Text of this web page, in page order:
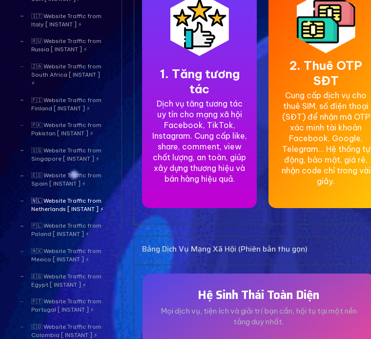
🇮🇹 Website Traffic from
Italy [ INSTANT ] ⚡
🇷🇺 Website Traffic from
Russia [ INSTANT ] ⚡
🇿🇦 Website Traffic from
South Africa [ INSTANT ]
⚡
🇫🇮 Website Traffic from
Finland [ INSTANT ] ⚡
🇵🇰 Website Traffic from
Pakistan [ INSTANT ] ⚡
🇸🇬 Website Traffic from
Singapore [ INSTANT ] ⚡
🇪🇸 Website Traffic from
Spain [ INSTANT ] ⚡
🇳🇱 Website Traffic from
Netherlands [ INSTANT ] ⚡
🇵🇱 Website Traffic from
Poland [ INSTANT ] ⚡
🇲🇽 Website Traffic from
Mexico [ INSTANT ] ⚡
🇪🇬 Website Traffic from
Egypt [ INSTANT ] ⚡
🇵🇹 Website Traffic from
Portugal [ INSTANT ] ⚡
🇨🇴 Website Traffic from
Colombia [ INSTANT ] ⚡
1. Tăng tương
tác
Dịch vụ tăng tương tác
uy tín cho mạng xã hội
Facebook, TikTok,
Instagram. Cung cấp like,
share, comment, view
chất lượng, an toàn, giúp
xây dựng thương hiệu và
bán hàng hiệu quả.
2. Thuê OTP
SĐT
Cung cấp dịch vụ cho
thuê SIM, số điện thoại
(SĐT) để nhận mã OTP
xác minh tài khoản
Facebook, Google,
Telegram... Hệ thống tự
động, bảo mật, giá rẻ,
nhận code chỉ trong vài
giây.
Bảng Dịch Vụ Mạng Xã Hội (Phiên bản thu gọn)
Hệ Sinh Thái Toàn Diện
Mọi dịch vụ, tiện ích và giải trí bạn cần, hội tụ tại một nền
tảng duy nhất.